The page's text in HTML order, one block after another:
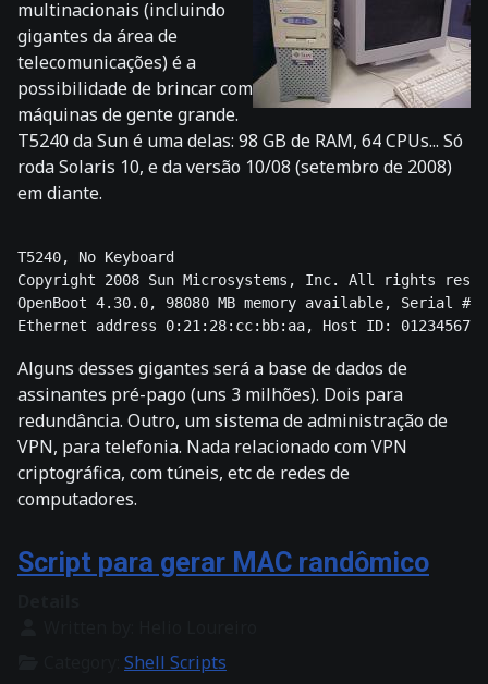
multinacionais (incluindo
gigantes da área de
telecomunicações) é a
possibilidade de brincar com
máquinas de gente grande.
T5240 da Sun é uma delas: 98 GB de RAM, 64 CPUs... Só
roda Solaris 10, e da versão 10/08 (setembro de 2008)
em diante.
T5240, No Keyboard
Copyright 2008 Sun Microsystems, Inc. All rights
OpenBoot 4.30.0, 98080 MB memory available, Serial
Alguns desses gigantes será a base de dados de
assinantes pré-pago (uns 3 milhões). Dois para
redundância. Outro, um sistema de administração de
VPN, para telefonia. Nada relacionado com VPN
criptográfica, com túneis, etc de redes de
computadores.
Script para gerar MAC randômico
Shell Scripts